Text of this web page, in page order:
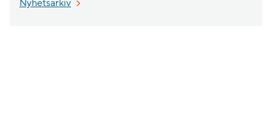
Nyhetsarkiv